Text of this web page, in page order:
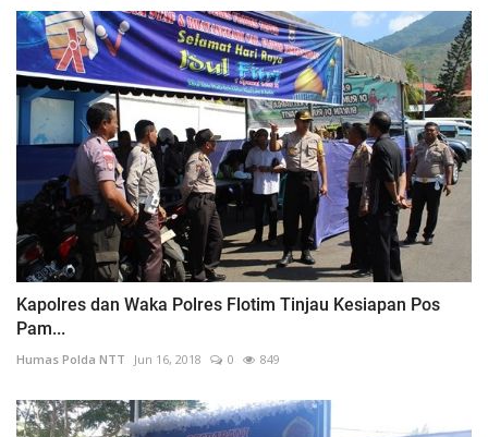
Kapolres dan Waka Polres Flotim Tinjau Kesiapan Pos
Pam...
Humas Polda NTT Jun 16, 2018 0 849